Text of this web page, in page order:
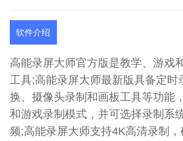
软件介绍
高能录屏大师官方版是教学、游戏
工具;高能录屏大师最新版具备定时
换、摄像头录制和画板工具等功能
和游戏录制模式，并可选择录制系
频;高能录屏大师支持4K高清录制